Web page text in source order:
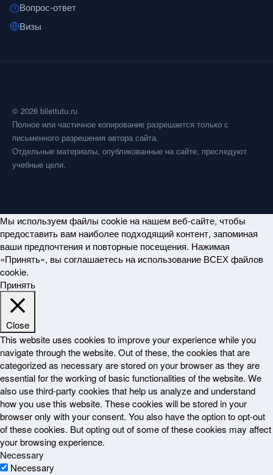
Вопрос-ответ
Визы
© 2026 bilettutu.ru
Полное или частичное копирование разрешается только с
письменного разрешения автора сайта.
Отдельные материалы, опубликованные на сайте, преследуют
учебные цели.
Мы используем файлы cookie на нашем веб-сайте, чтобы
предоставить вам наиболее подходящий контент, запоминая
ваши предпочтения и повторные посещения. Нажимая
«Принять», вы соглашаетесь на использование ВСЕХ файлов
cookie.
Принять
Close
This website uses cookies to improve your experience while you
navigate through the website. Out of these, the cookies that are
categorized as necessary are stored on your browser as they are
essential for the working of basic functionalities of the website. We
also use third-party cookies that help us analyze and understand
how you use this website. These cookies will be stored in your
browser only with your consent. You also have the option to opt-out
of these cookies. But opting out of some of these cookies may affect
your browsing experience.
Necessary
Necessary